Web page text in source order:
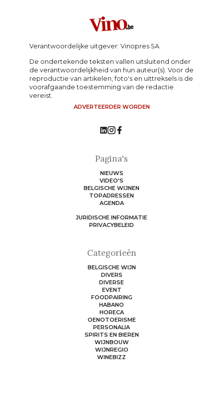
Verantwoordelijke uitgever: Vinopres SA.
De ondertekende teksten vallen uitsluitend onder
de verantwoordelijkheid van hun auteur(s). Voor de
reproductie van artikelen, foto's en uittreksels is de
voorafgaande toestemming van de redactie
vereist.
ADVERTEERDER WORDEN
Categorieën
BELGISCHE WIJN
DIVERS
DIVERSE
EVENT
FOODPAIRING
HABANO
HORECA
OENOTOERISME
PERSONALIA
SPIRITS EN BIEREN
WIJNBOUW
WIJNREGIO
WINEBIZZ
Pagina's
NIEUWS
VIDEO'S
BELGISCHE WIJNEN
TOPADRESSEN
AGENDA
JURIDISCHE INFORMATIE
PRIVACYBELEID